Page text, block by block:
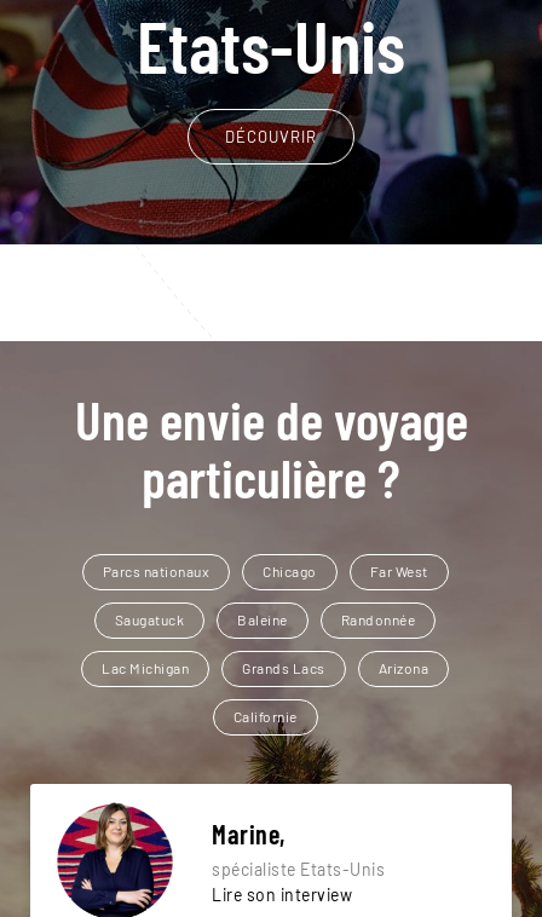
Etats-Unis
DÉCOUVRIR
Une envie de voyage
particulière ?
Parcs nationaux Chicago Far West
Saugatuck Baleine Randonnée
Lac Michigan Grands Lacs Arizona
Californie
Marine,
spécialiste Etats-Unis
Lire son interview